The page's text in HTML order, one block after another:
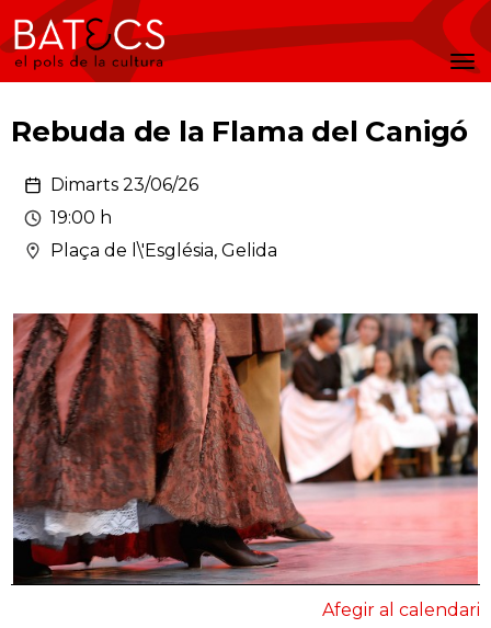
Batecs
Afegir al calendari
Rebuda de la Flama del Canigó
Dimarts 23/06/26
19:00 h
Plaça de l\'Església, Gelida